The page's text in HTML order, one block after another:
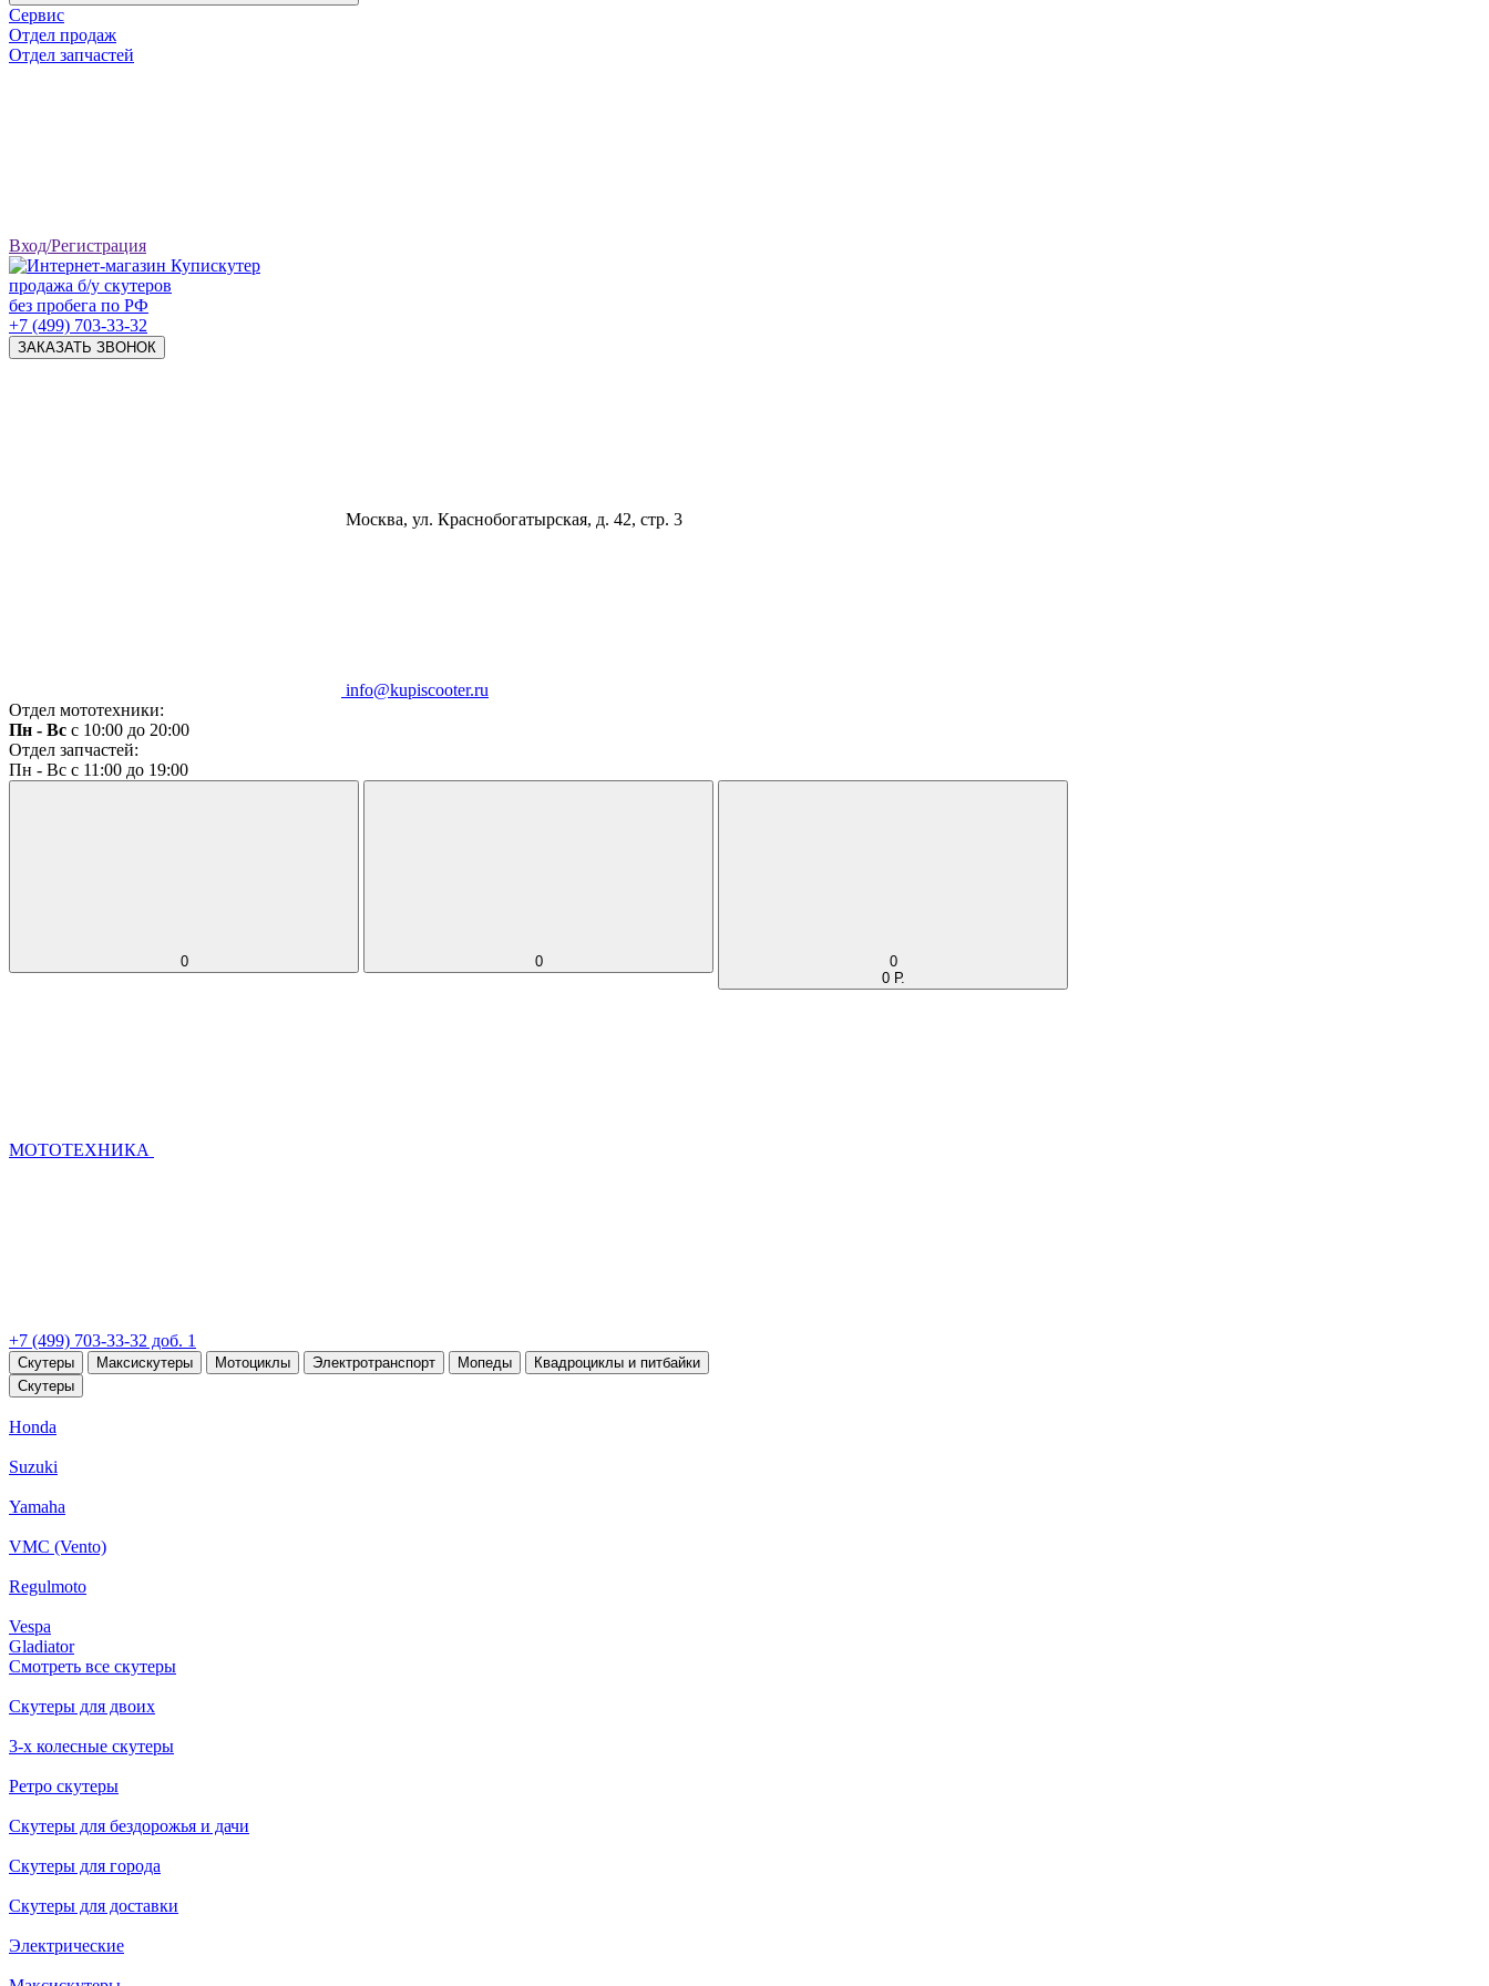
Сервис
Отдел продаж
Отдел запчастей
Вход/Регистрация
продажа б/у скутеров
без пробега по РФ
+7 (499) 703-33-32
ЗАКАЗАТЬ ЗВОНОК
Москва, ул. Краснобогатырская, д. 42, стр. 3
info@kupiscooter.ru
Отдел мототехники:
Пн - Вс с 10:00 до 20:00
Отдел запчастей:
Пн - Вс с 11:00 до 19:00
0 0
0
0 Р.
МОТОТЕХНИКА
+7 (499) 703-33-32 доб. 1
Скутеры Максискутеры Мотоциклы Электротранспорт Мопеды
Квадроциклы и питбайки
Скутеры
Honda
Suzuki
Yamaha
VMC (Vento)
Regulmoto
Vespa
Gladiator
Смотреть все скутеры
Скутеры для двоих
3-х колесные скутеры
Ретро скутеры
Скутеры для бездорожья и дачи
Скутеры для города
Скутеры для доставки
Электрические